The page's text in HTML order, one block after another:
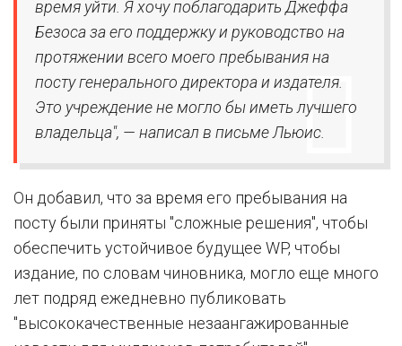
время уйти. Я хочу поблагодарить Джеффа
Безоса за его поддержку и руководство на
протяжении всего моего пребывания на
посту генерального директора и издателя.
Это учреждение не могло бы иметь лучшего
владельца", — написал в письме Льюис.
Он добавил, что за время его пребывания на
посту были приняты "сложные решения", чтобы
обеспечить устойчивое будущее WP, чтобы
издание, по словам чиновника, могло еще много
лет подряд ежедневно публиковать
"высококачественные незаангажированные